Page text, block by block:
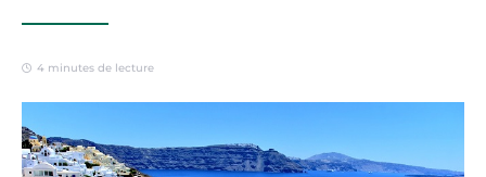
4 minutes de lecture